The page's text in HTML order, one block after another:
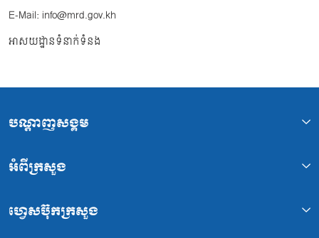
E-Mail: info@mrd.gov.kh
អាសយដ្ឋានទំនាក់ទំនង
បណ្ដាញសង្គម
អំពីក្រសួង
ហ្វេសប៊ុកក្រសួង